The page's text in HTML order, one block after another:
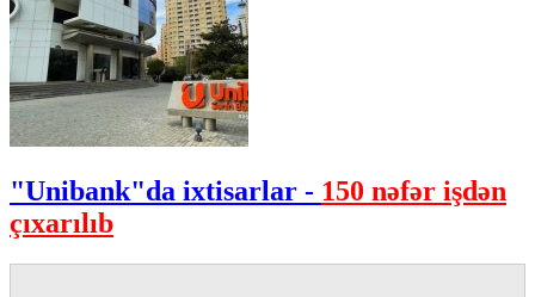
"Unibank"da ixtisarlar - 150 nəfər işdən
çıxarılıb